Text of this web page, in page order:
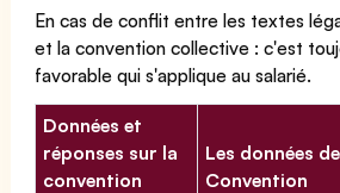
En cas de conflit entre les textes
et la convention collective : c'est
favorable qui s'applique au salarié.
Données et
réponses sur la
convention
Les données
Convention